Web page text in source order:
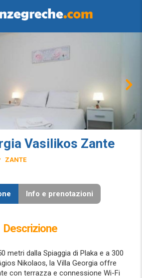
Vasilikos Zante
ZANTE
Info e prenotazioni
Descrizione
metri dalla Spiaggia di Plaka e a 300
Nikolaos, la Villa Georgia offre
con terrazza e connessione Wi-Fi